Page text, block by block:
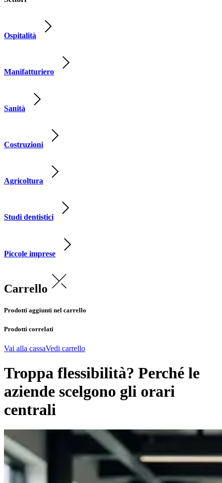
Ospitalità
Manifatturiero
Sanità
Costruzioni
Agricoltura
Studi dentistici
Piccole imprese
Carrello
Prodotti aggiunti nel carrello
Prodotti correlati
Vai alla cassaVedi carrello
Troppa flessibilità? Perché le
aziende scelgono gli orari
centrali